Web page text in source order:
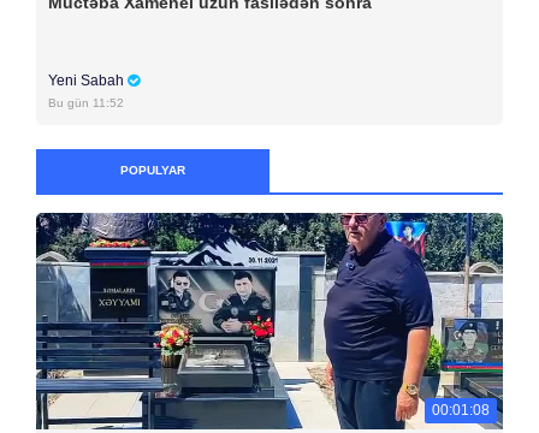
Yeni Sabah
Bu gün 11:52
POPULYAR
00:01:08